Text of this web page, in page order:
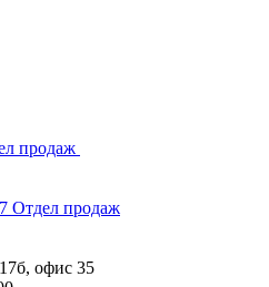
продаж
Отдел продаж
офис 35